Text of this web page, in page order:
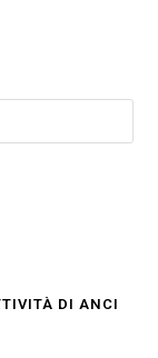
DI ANCI